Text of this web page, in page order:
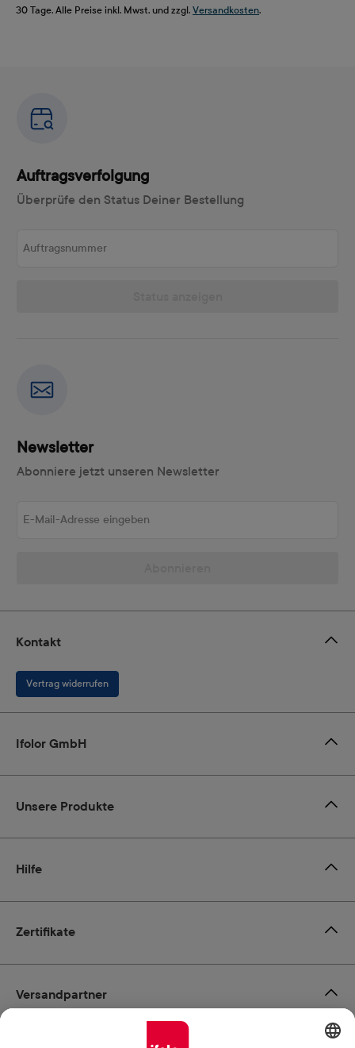
30 Tage. Alle Preise inkl. Mwst. und zzgl. Versandkosten.
Auftragsverfolgung
Überprüfe den Status Deiner Bestellung
Newsletter
Abonniere jetzt unseren Newsletter
Zertifikate
Kontakt
Vertrag widerrufen
Ifolor GmbH
Unsere Produkte
Hilfe
Versandpartner